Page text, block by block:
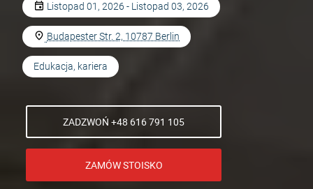
Listopad 01, 2026 - Listopad 03, 2026
Budapester Str. 2, 10787 Berlin
Edukacja, kariera
ZADZWOŃ +48 616 791 105
ZAMÓW STOISKO